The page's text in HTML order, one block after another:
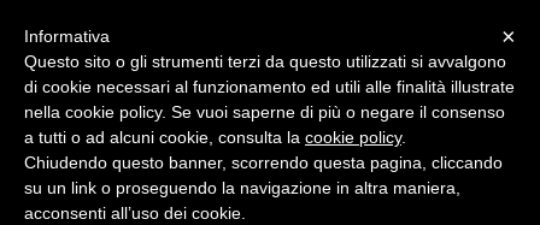
PSICOPRATICA
Psicologia del Benessere - di Anna Sari
Aprile
×
Informativa
Questo sito o gli strumenti terzi da questo utilizzati si avvalgono
di cookie necessari al funzionamento ed utili alle finalità illustrate
nella cookie policy. Se vuoi saperne di più o negare il consenso
a tutti o ad alcuni cookie, consulta la cookie policy.
Chiudendo questo banner, scorrendo questa pagina, cliccando
su un link o proseguendo la navigazione in altra maniera,
acconsenti all’uso dei cookie.